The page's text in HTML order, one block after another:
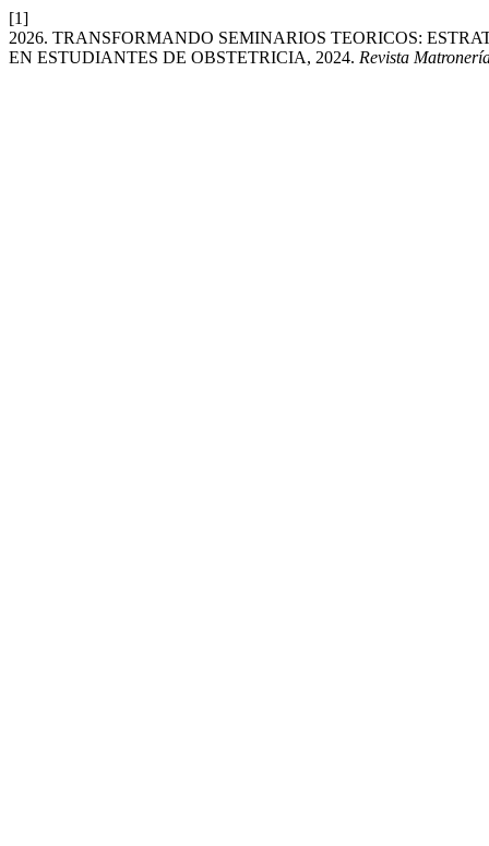
[1]
2026. TRANSFORMANDO SEMINARIOS TEORICOS:
EN ESTUDIANTES DE OBSTETRICIA, 2024. Revista